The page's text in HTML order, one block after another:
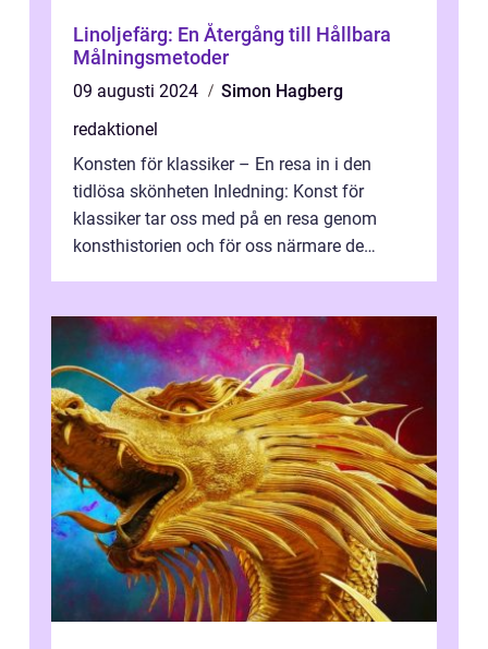
Linoljefärg: En Återgång till Hållbara
Målningsmetoder
09 augusti 2024
Simon Hagberg
redaktionel
Konsten för klassiker – En resa in i den
tidlösa skönheten Inledning: Konst för
klassiker tar oss med på en resa genom
konsthistorien och för oss närmare de